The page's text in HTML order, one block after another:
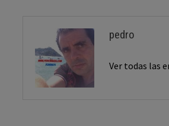
pedro
Ver todas las